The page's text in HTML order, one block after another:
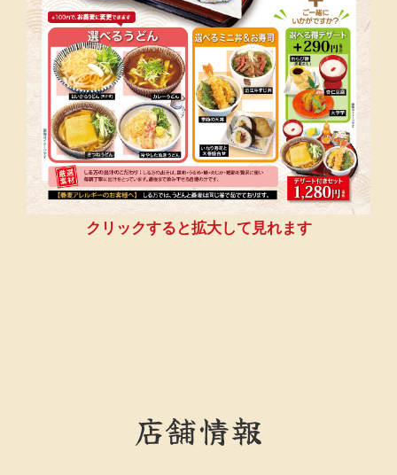
クリックすると拡大して見れます
店舗情報